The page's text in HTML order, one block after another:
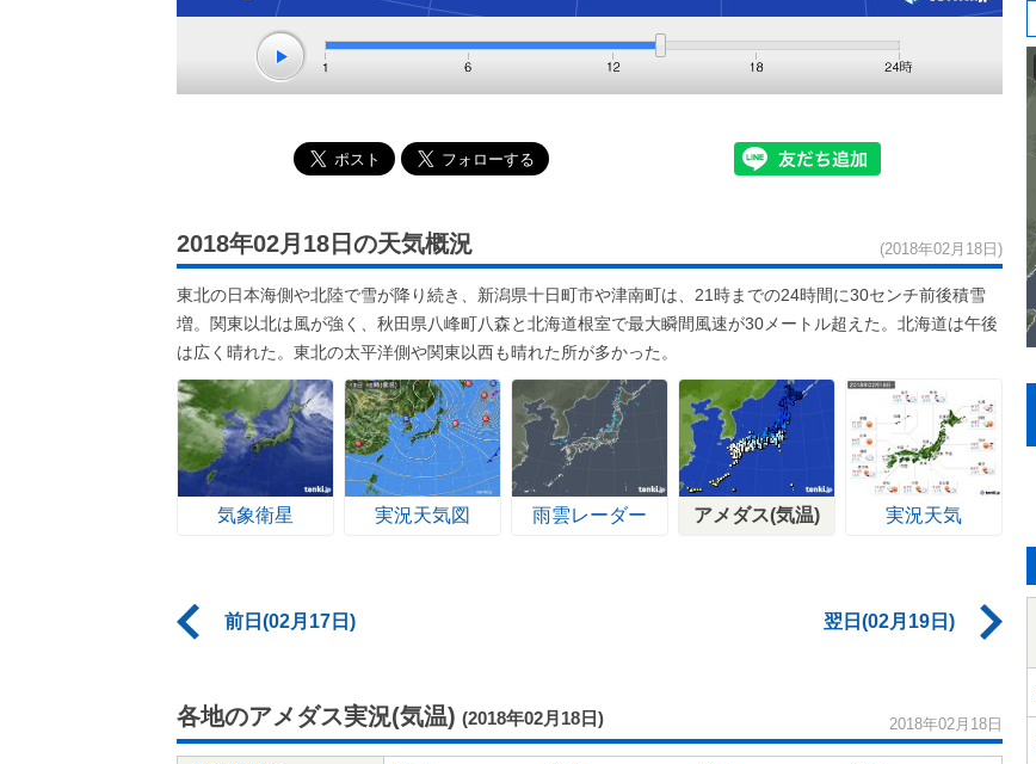
2018年02月18日の天気概況 (2018年02月18日)
東北の日本海側や北陸で雪が降り続き、新潟県十日町市や津南町は、21時までの24時間に30センチ前後積雪
増。関東以北は風が強く、秋田県八峰町八森と北海道根室で最大瞬間風速が30メートル超えた。北海道は午後
は広く晴れた。東北の太平洋側や関東以西も晴れた所が多かった。
気象衛星 実況天気図 雨雲レーダー アメダス(気温) 実況天気
前日(02月17日) 翌日(02月19日)
各地のアメダス実況(気温) (2018年02月18日) 2018年02月18日